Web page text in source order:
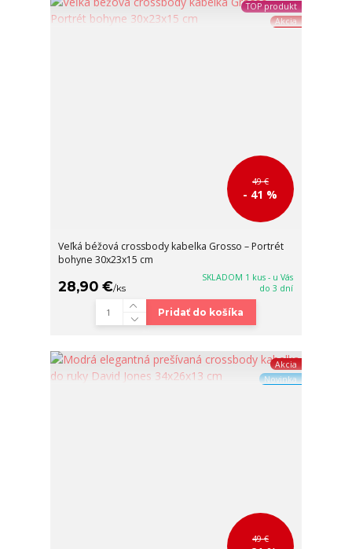
TOP produkt
Akcia
49 €
- 41 %
Veľká béžová crossbody kabelka Grosso – Portrét
bohyne 30x23x15 cm
28,90 €/ks
SKLADOM 1 kus - u Vás
do 3 dní
Pridať do košíka
Akcia
Novinka
49 €